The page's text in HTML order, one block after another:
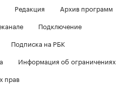
Редакция
Архив программ
Подключение
Подписка на РБК
Информация об ограничениях
прав